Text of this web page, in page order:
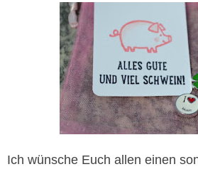
Ich wünsche Euch allen einen